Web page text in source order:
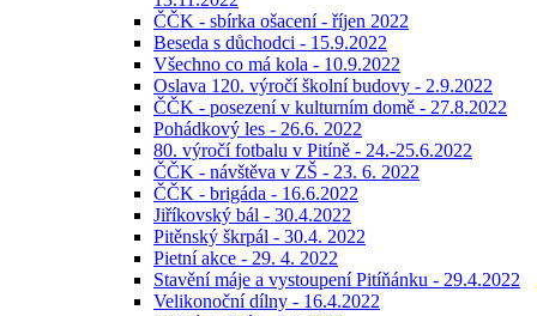
ČČK - sbírka ošacení - říjen 2022
Beseda s důchodci - 15.9.2022
Všechno co má kola - 10.9.2022
Oslava 120. výročí školní budovy - 2.9.2022
ČČK - posezení v kulturním domě - 27.8.2022
Pohádkový les - 26.6. 2022
80. výročí fotbalu v Pitíně - 24.-25.6.2022
ČČK - návštěva v ZŠ - 23. 6. 2022
ČČK - brigáda - 16.6.2022
Jiříkovský bál - 30.4.2022
Pitěnský škrpál - 30.4. 2022
Pietní akce - 29. 4. 2022
Stavění máje a vystoupení Pitíňánku - 29.4.2022
Velikonoční dílny - 16.4.2022